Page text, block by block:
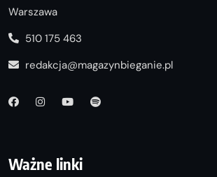
Warszawa
510 175 463
redakcja@magazynbieganie.pl
Ważne linki